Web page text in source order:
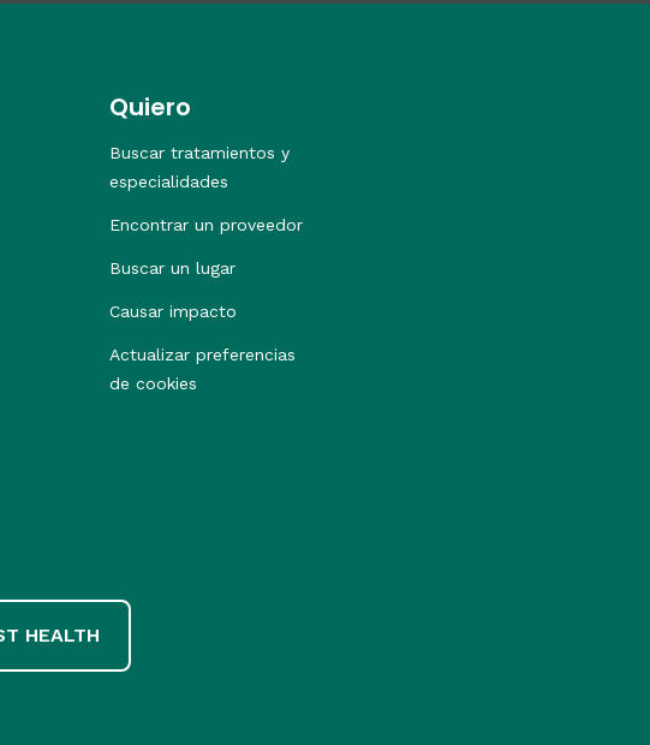
Quiero
Buscar tratamientos y
especialidades
Encontrar un proveedor
Buscar un lugar
Causar impacto
Actualizar preferencias
de cookies
HEALTH